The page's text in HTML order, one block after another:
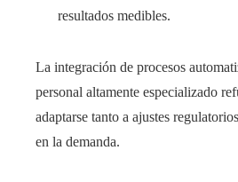
resultados medibles.
La integración de procesos
personal altamente especializado
adaptarse tanto a ajustes
en la demanda.